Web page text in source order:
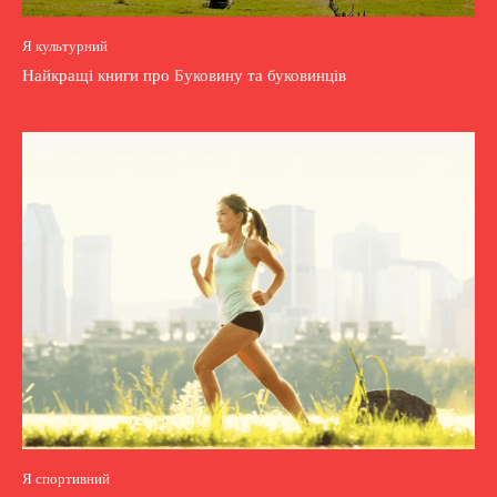
Я культурний
Найкращі книги про Буковину та буковинців
Я спортивний